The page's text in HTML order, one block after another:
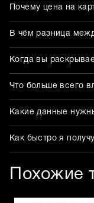
Почему цена на
В чём разница
Когда вы
Что больше всего
Какие данные
Как быстро я
Похожие